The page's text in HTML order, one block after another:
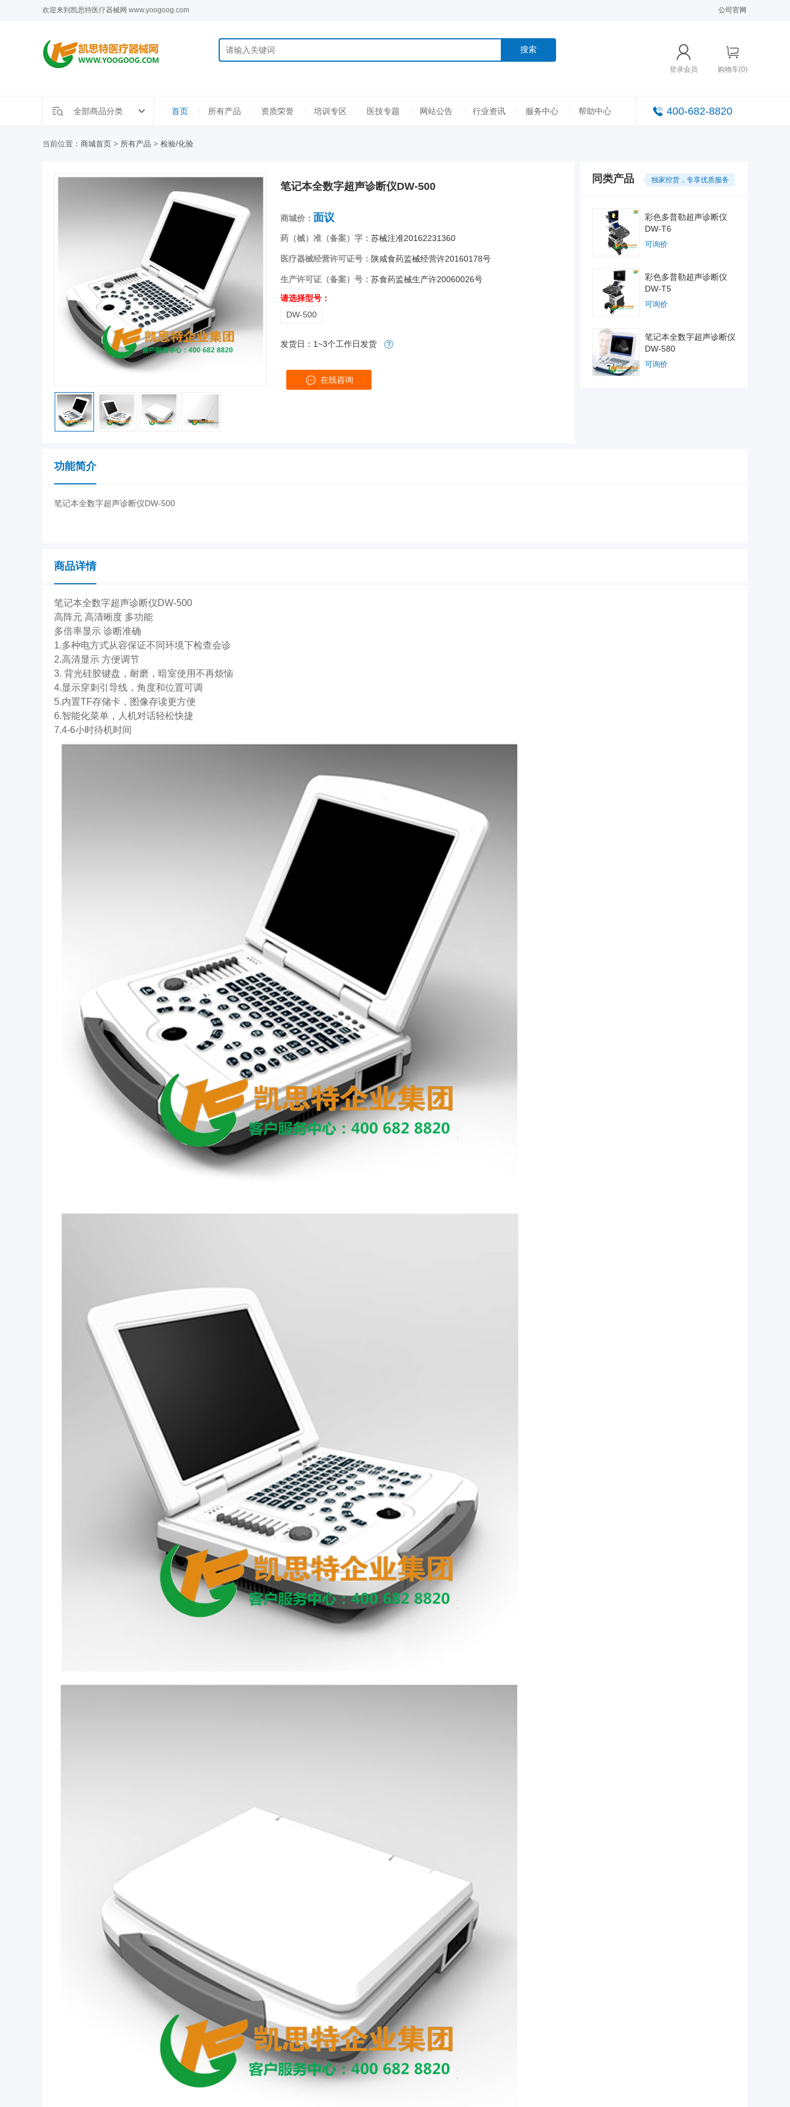
欢迎来到凯思特医疗器械网 www.yoogoog.com 公司官网
搜索
登录会员 购物车(0)
全部商品分类 首页 所有产品 资质荣誉 培训专区 医技专题 网站公告 行业资讯 服务中心 帮助中心 400-682-8820
当前位置： 商城首页 > 所有产品 > 检验/化验
笔记本全数字超声诊断仪DW-500
商城价： 面议
药（械）准（备案）字： 苏械注准20162231360
医疗器械经营许可证号： 陕咸食药监械经营许20160178号
生产许可证（备案）号： 苏食药监械生产许20060026号
请选择型号：
DW-500
发货日：1~3个工作日发货
在线咨询
同类产品 独家控货，专享优质服务
彩色多普勒超声诊断仪
DW-T6
可询价
彩色多普勒超声诊断仪
DW-T5
可询价
笔记本全数字超声诊断仪
DW-580
可询价
功能简介
笔记本全数字超声诊断仪DW-500
商品详情
笔记本全数字超声诊断仪DW-500
高阵元 高清晰度 多功能
多倍率显示 诊断准确
1.多种电方式从容保证不同环境下检查会诊
2.高清显示 方便调节
3. 背光硅胶键盘，耐磨，暗室使用不再烦恼
4.显示穿刺引导线，角度和位置可调
5.内置TF存储卡，图像存读更方便
6.智能化菜单，人机对话轻松快捷
7.4-6小时待机时间